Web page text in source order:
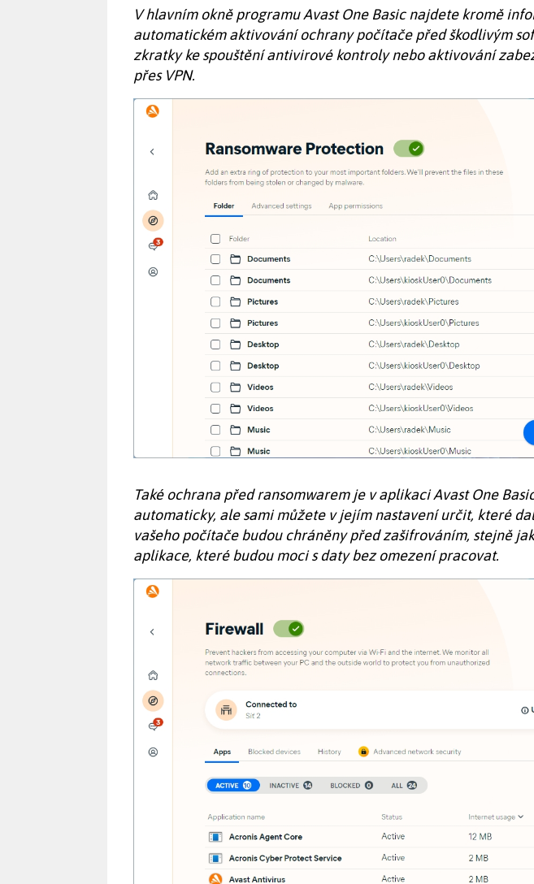
V hlavním okně programu Avast One Basic najdete kromě
automatickém aktivování ochrany počítače před škodlivým
zkratky ke spouštění antivirové kontroly nebo aktivování
přes VPN.
Také ochrana před ransomwarem je v aplikaci Avast One
automaticky, ale sami můžete v jejím nastavení určit, které
vašeho počítače budou chráněny před zašifrováním, stejně
aplikace, které budou moci s daty bez omezení pracovat.